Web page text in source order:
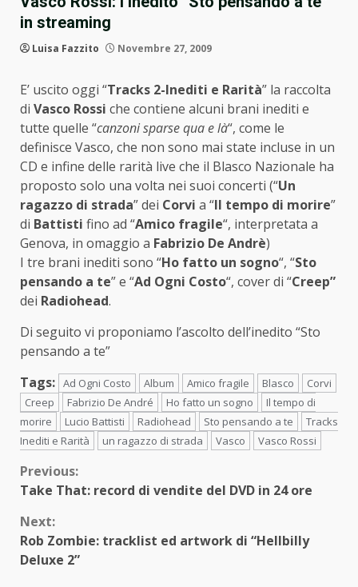
in streaming
Luisa Fazzito Novembre 27, 2009
E’ uscito oggi “Tracks 2-Inediti e Rarità” la raccolta
di Vasco Rossi che contiene alcuni brani inediti e
tutte quelle “canzoni sparse qua e là“, come le
definisce Vasco, che non sono mai state incluse in un
CD e infine delle rarità live che il Blasco Nazionale ha
proposto solo una volta nei suoi concerti (“Un
ragazzo di strada” dei Corvi a “Il tempo di morire”
di Battisti fino ad “Amico fragile“, interpretata a
Genova, in omaggio a Fabrizio De Andrè)
I tre brani inediti sono “Ho fatto un sogno“, “Sto
pensando a te” e “Ad Ogni Costo“, cover di “Creep”
dei Radiohead.
Di seguito vi proponiamo l’ascolto dell’inedito “Sto
pensando a te”
Tags: Ad Ogni Costo Album Amico fragile Blasco
Corvi
Creep
Fabrizio De André Ho fatto un sogno
Il tempo di
morire
Lucio Battisti Radiohead Sto pensando a te
Tracks
Inediti e Rarità
un ragazzo di strada Vasco Vasco Rossi
Continue
Previous:
Take That: record di vendite del DVD in 24 ore
Next:
Rob Zombie: tracklist ed artwork di “Hellbilly
Deluxe 2”